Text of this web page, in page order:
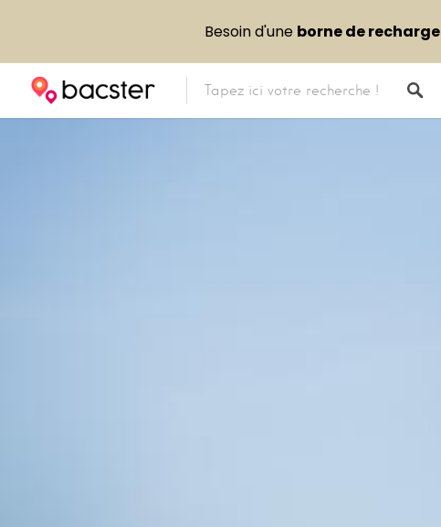
Besoin d'une borne de recharge